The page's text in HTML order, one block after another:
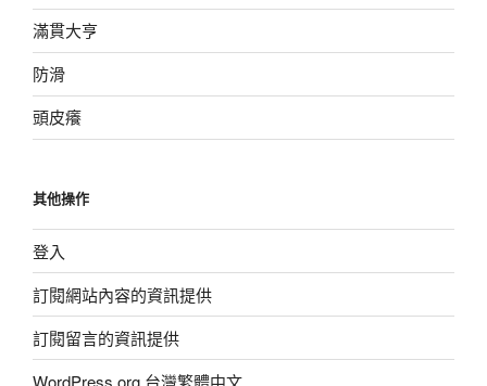
滿貫大亨
防滑
頭皮癢
其他操作
登入
訂閱網站內容的資訊提供
訂閱留言的資訊提供
WordPress.org 台灣繁體中文